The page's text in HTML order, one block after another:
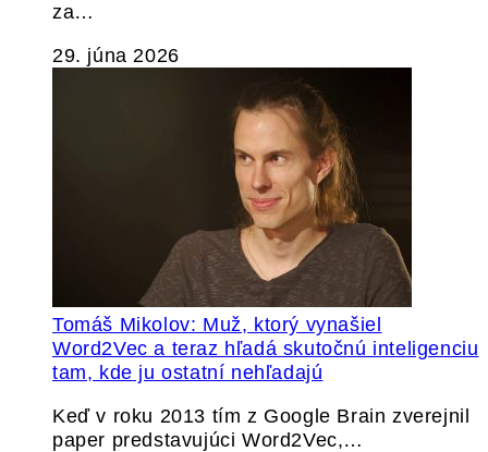
za…
29. júna 2026
Tomáš Mikolov: Muž, ktorý vynašiel
Word2Vec a teraz hľadá skutočnú inteligenciu
tam, kde ju ostatní nehľadajú
Keď v roku 2013 tím z Google Brain zverejnil
paper predstavujúci Word2Vec,…